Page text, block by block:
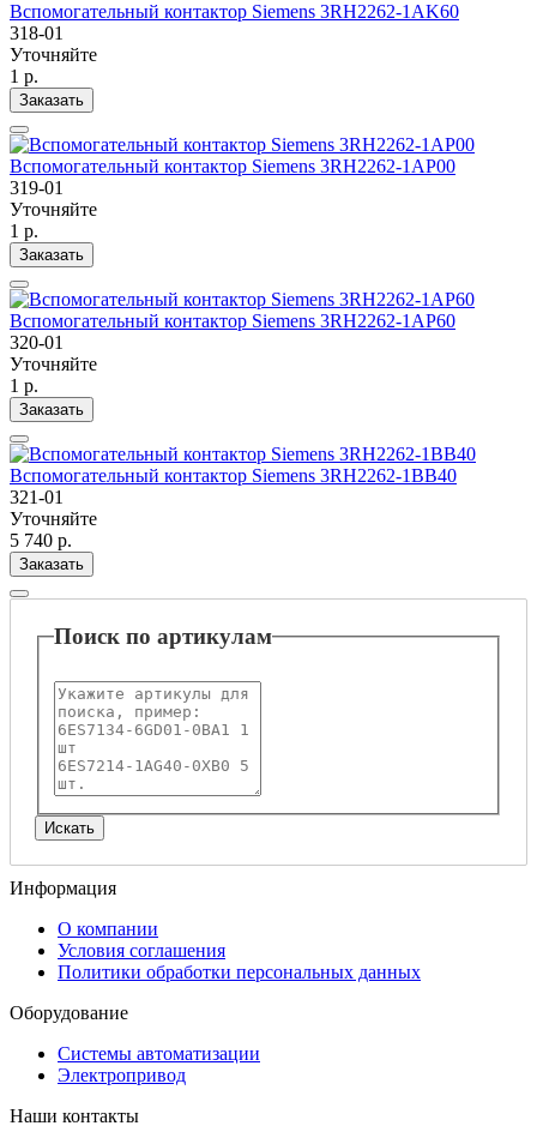
Вспомогательный контактор Siemens 3RH2262-1AK60
318-01
Уточняйте
1 р.
Заказать
Вспомогательный контактор Siemens 3RH2262-1AP00
319-01
Уточняйте
1 р.
Заказать
Вспомогательный контактор Siemens 3RH2262-1AP60
320-01
Уточняйте
1 р.
Заказать
Вспомогательный контактор Siemens 3RH2262-1BB40
321-01
Уточняйте
5 740 р.
Заказать
Поиск по артикулам
Информация
О компании
Условия соглашения
Политики обработки персональных данных
Оборудование
Системы автоматизации
Электропривод
Наши контакты